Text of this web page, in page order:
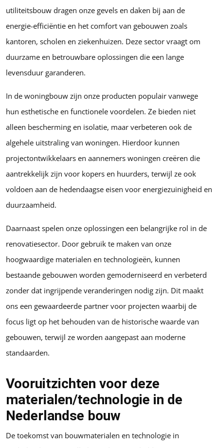
utiliteitsbouw dragen onze gevels en daken bij aan de
energie-efficiëntie en het comfort van gebouwen zoals
kantoren, scholen en ziekenhuizen. Deze sector vraagt om
duurzame en betrouwbare oplossingen die een lange
levensduur garanderen.
In de woningbouw zijn onze producten populair vanwege
hun esthetische en functionele voordelen. Ze bieden niet
alleen bescherming en isolatie, maar verbeteren ook de
algehele uitstraling van woningen. Hierdoor kunnen
projectontwikkelaars en aannemers woningen creëren die
aantrekkelijk zijn voor kopers en huurders, terwijl ze ook
voldoen aan de hedendaagse eisen voor energiezuinigheid en
duurzaamheid.
Daarnaast spelen onze oplossingen een belangrijke rol in de
renovatiesector. Door gebruik te maken van onze
hoogwaardige materialen en technologieën, kunnen
bestaande gebouwen worden gemoderniseerd en verbeterd
zonder dat ingrijpende veranderingen nodig zijn. Dit maakt
ons een gewaardeerde partner voor projecten waarbij de
focus ligt op het behouden van de historische waarde van
gebouwen, terwijl ze worden aangepast aan moderne
standaarden.
Vooruitzichten voor deze
materialen/technologie in de
Nederlandse bouw
De toekomst van bouwmaterialen en technologie in